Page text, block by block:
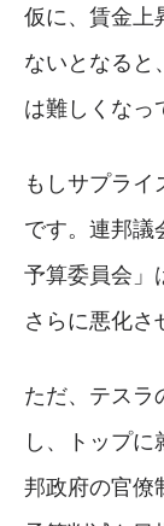
仮に、賃金上
ないとなると
は難しくなっ
もしサプライ
です。連邦議
予算委員会」
さらに悪化さ
ただ、テスラ
し、トップ
邦政府の官僚